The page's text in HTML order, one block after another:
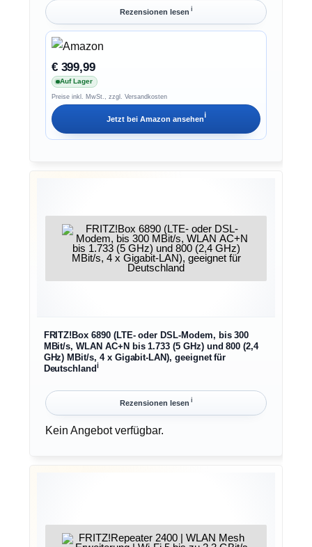
Rezensionen lesen ℹ︎
€ 399,99
Auf Lager
Preise inkl. MwSt., zzgl. Versandkosten
Jetzt bei Amazon ansehenℹ︎
FRITZ!Box 6890 (LTE- oder DSL-Modem, bis 300
MBit/s, WLAN AC+N bis 1.733 (5 GHz) und 800 (2,4
GHz) MBit/s, 4 x Gigabit-LAN), geeignet für
Deutschlandℹ︎
Rezensionen lesen ℹ︎
Kein Angebot verfügbar.